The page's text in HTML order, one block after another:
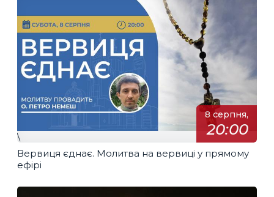
8 серпня,
20:00
\
Вервиця єднає. Молитва на вервиці у прямому
ефірі